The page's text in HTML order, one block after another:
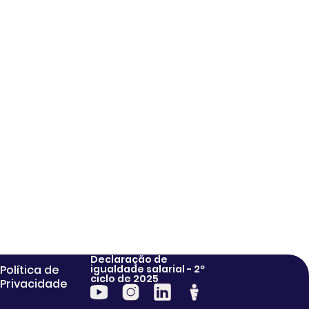
Política de
Privacidade
Declaração de
igualdade salarial - 2º
ciclo de 2025